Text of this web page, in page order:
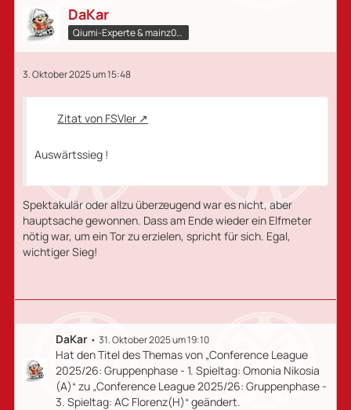
DaKar
Qiumi-Experte​ & mainz05.qiumi.de
3. Oktober 2025 um 15:48
Zitat von FSVler
Auswärtssieg !
Spektakulär oder allzu überzeugend war es nicht, aber
hauptsache gewonnen. Dass am Ende wieder ein Elfmeter
nötig war, um ein Tor zu erzielen, spricht für sich. Egal,
wichtiger Sieg!
DaKar 31. Oktober 2025 um 19:10
Hat den Titel des Themas von „Conference League
2025/26: Gruppenphase - 1. Spieltag: Omonia Nikosia
(A)“ zu „Conference League 2025/26: Gruppenphase -
3. Spieltag: AC Florenz(H)“ geändert.